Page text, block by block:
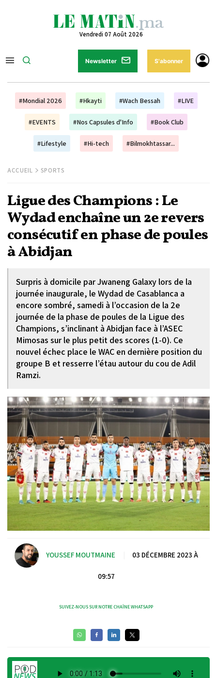
Vendredi 07 Août 2026
Newsletter S'abonner
#Mondial 2026 #Hkayti #Wach Bessah #LIVE
#EVENTS #Nos Capsules d'Info #Book Club
#Lifestyle #Hi-tech #Bilmokhtassar...
ACCUEIL SPORTS
Ligue des Champions : Le
Wydad enchaîne un 2e revers
consécutif en phase de poules
à Abidjan
Surpris à domicile par Jwaneng Galaxy lors de la
journée inaugurale, le Wydad de Casablanca a
encore sombré, samedi à l’occasion de la 2e
journée de la phase de poules de la Ligue des
Champions, s’inclinant à Abidjan face à l’ASEC
Mimosas sur le plus petit des scores (1-0). Ce
nouvel échec place le WAC en dernière position du
groupe B et resserre l’étau autour du cou de Adil
Ramzi.
YOUSSEF MOUTMAINE 03 DÉCEMBRE 2023 À
09:57
SUIVEZ-NOUS SUR NOTRE CHAÎNE WHATSAPP